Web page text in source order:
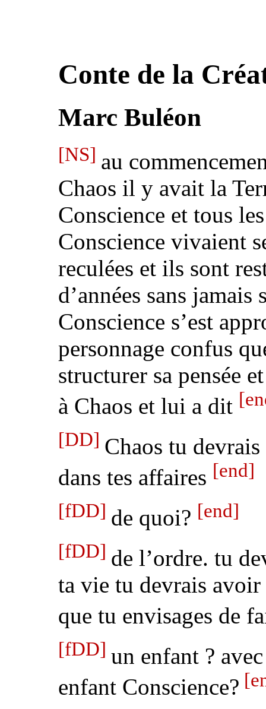
Conte de la
Marc Buléon
[NS] au
Chaos il y avait la
Conscience et tous
Conscience vivaient
reculées et ils sont
d’années sans
Conscience s’est
personnage confus
structurer sa pensée
à Chaos et lui a dit
[DD] Chaos tu
dans tes affaires [end]
[fDD] de quoi? [end]
[fDD] de l’ordre. tu
ta vie tu devrais
que tu envisages de
[fDD] un enfant ?
enfant Conscience?